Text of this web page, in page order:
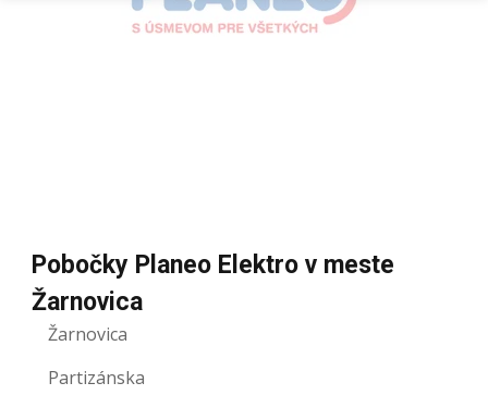
Pobočky Planeo Elektro v meste
Žarnovica
Žarnovica
Partizánska